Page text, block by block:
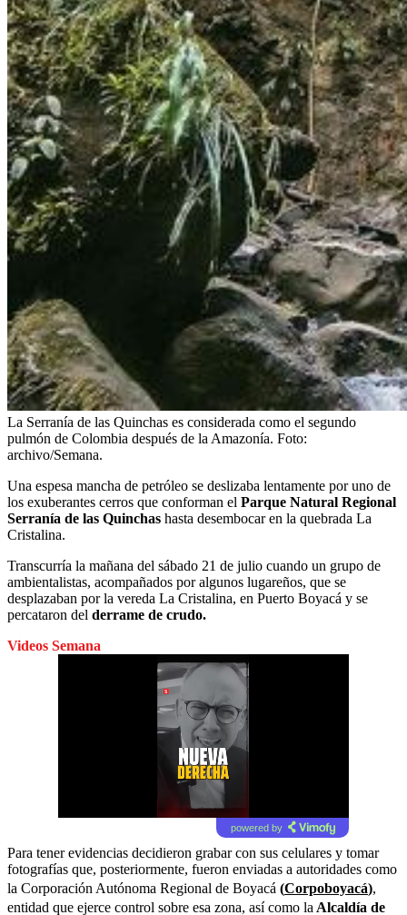
La Serranía de las Quinchas es considerada como el segundo
pulmón de Colombia después de la Amazonía. Foto:
archivo/Semana.
Una espesa mancha de petróleo se deslizaba lentamente por uno de
los exuberantes cerros que conforman el Parque Natural Regional
Serranía de las Quinchas hasta desembocar en la quebrada La
Cristalina.
Transcurría la mañana del sábado 21 de julio cuando un grupo de
ambientalistas, acompañados por algunos lugareños, que se
desplazaban por la vereda La Cristalina, en Puerto Boyacá y se
percataron del derrame de crudo.
Videos Semana
powered by
Para tener evidencias decidieron grabar con sus celulares y tomar
fotografías que, posteriormente, fueron enviadas a autoridades como
la Corporación Autónoma Regional de Boyacá (Corpoboyacá),
entidad que ejerce control sobre esa zona, así como la Alcaldía de